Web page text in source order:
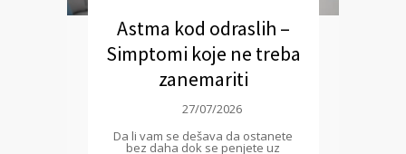
Astma kod odraslih –
Simptomi koje ne treba
zanemariti
27/07/2026
Da li vam se dešava da ostanete
bez daha dok se penjete uz